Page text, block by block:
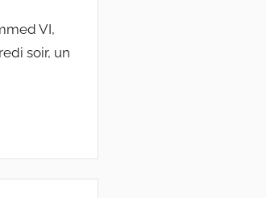
VI,
soir, un